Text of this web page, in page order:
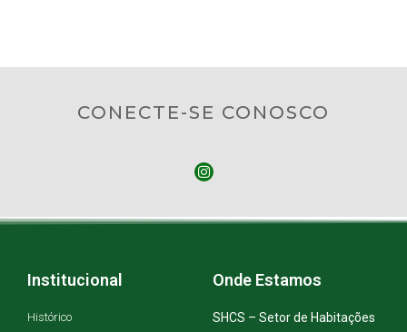
CONECTE-SE CONOSCO
Institucional
Histórico
Onde Estamos
SHCS – Setor de Habitações